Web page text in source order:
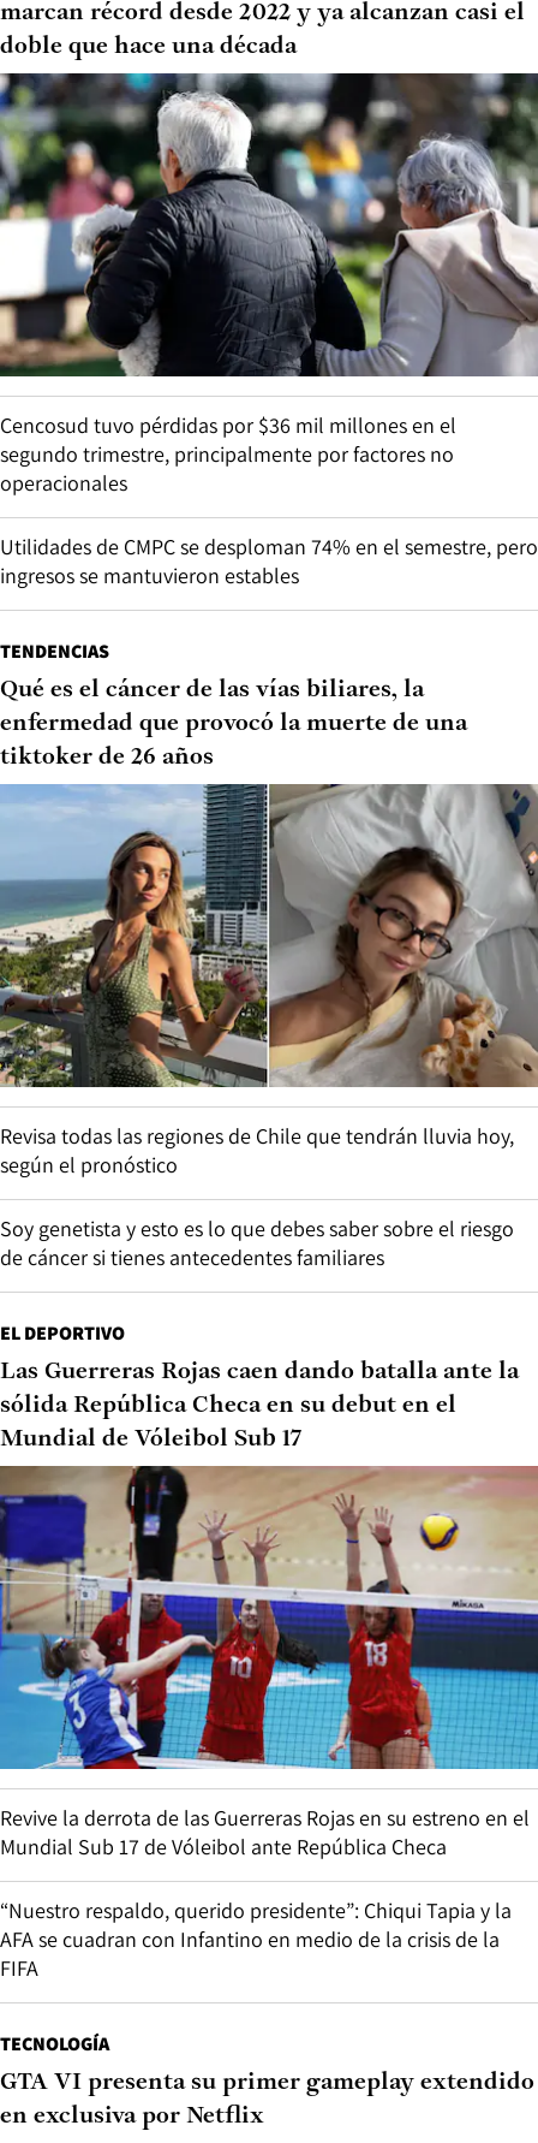
marcan récord desde 2022 y ya alcanzan casi el
doble que hace una década
Cencosud tuvo pérdidas por $36 mil millones en el
segundo trimestre, principalmente por factores no
operacionales
Utilidades de CMPC se desploman 74% en el semestre, pero
ingresos se mantuvieron estables
TENDENCIAS
Qué es el cáncer de las vías biliares, la
enfermedad que provocó la muerte de una
tiktoker de 26 años
Revisa todas las regiones de Chile que tendrán lluvia hoy,
según el pronóstico
Soy genetista y esto es lo que debes saber sobre el riesgo
de cáncer si tienes antecedentes familiares
EL DEPORTIVO
Las Guerreras Rojas caen dando batalla ante la
sólida República Checa en su debut en el
Mundial de Vóleibol Sub 17
Revive la derrota de las Guerreras Rojas en su estreno en el
Mundial Sub 17 de Vóleibol ante República Checa
“Nuestro respaldo, querido presidente”: Chiqui Tapia y la
AFA se cuadran con Infantino en medio de la crisis de la
FIFA
TECNOLOGÍA
GTA VI presenta su primer gameplay extendido
en exclusiva por Netflix